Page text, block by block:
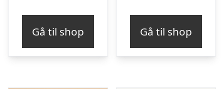
Gå til shop Gå til shop